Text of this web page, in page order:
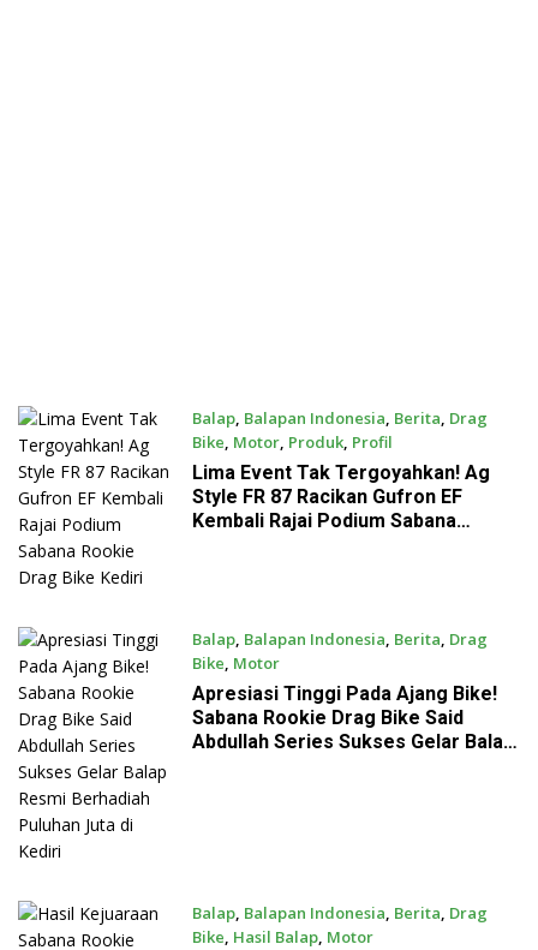
Balap, Balapan Indonesia, Berita, Drag
Bike, Motor, Produk, Profil
July 26, 2026
Lima Event Tak Tergoyahkan! Ag
Style FR 87 Racikan Gufron EF
Kembali Rajai Podium Sabana
Balap, Balapan Indonesia, Berita, Drag
Bike, Motor
July 26, 2026
Apresiasi Tinggi Pada Ajang Bike!
Sabana Rookie Drag Bike Said
Abdullah Series Sukses Gelar Balap
Balap, Balapan Indonesia, Berita, Drag
Bike, Hasil Balap, Motor